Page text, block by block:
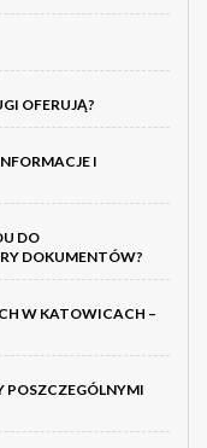
OFERUJĄ?
I
DO
DOKUMENTÓW?
W KATOWICACH –
POSZCZEGÓLNYMI